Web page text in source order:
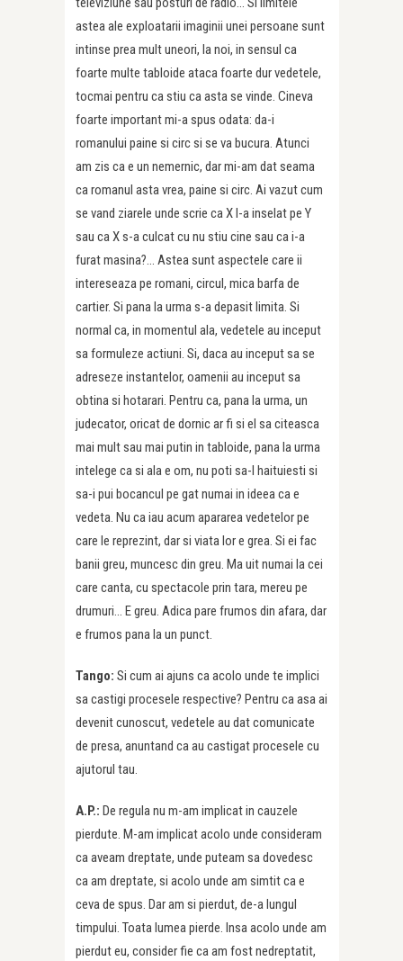
astea ale exploatarii imaginii unei persoane sunt
intinse prea mult uneori, la noi, in sensul ca
foarte multe tabloide ataca foarte dur vedetele,
tocmai pentru ca stiu ca asta se vinde. Cineva
foarte important mi-a spus odata: da-i
romanului paine si circ si se va bucura. Atunci
am zis ca e un nemernic, dar mi-am dat seama
ca romanul asta vrea, paine si circ. Ai vazut cum
se vand ziarele unde scrie ca X l-a inselat pe Y
sau ca X s-a culcat cu nu stiu cine sau ca i-a
furat masina?… Astea sunt aspectele care ii
intereseaza pe romani, circul, mica barfa de
cartier. Si pana la urma s-a depasit limita. Si
normal ca, in momentul ala, vedetele au inceput
sa formuleze actiuni. Si, daca au inceput sa se
adreseze instantelor, oamenii au inceput sa
obtina si hotarari. Pentru ca, pana la urma, un
judecator, oricat de dornic ar fi si el sa citeasca
mai mult sau mai putin in tabloide, pana la urma
intelege ca si ala e om, nu poti sa-l haituiesti si
sa-i pui bocancul pe gat numai in ideea ca e
vedeta. Nu ca iau acum apararea vedetelor pe
care le reprezint, dar si viata lor e grea. Si ei fac
banii greu, muncesc din greu. Ma uit numai la cei
care canta, cu spectacole prin tara, mereu pe
drumuri… E greu. Adica pare frumos din afara, dar
e frumos pana la un punct.
Tango: Si cum ai ajuns ca acolo unde te implici
sa castigi procesele respective? Pentru ca asa ai
devenit cunoscut, vedetele au dat comunicate
de presa, anuntand ca au castigat procesele cu
ajutorul tau.
A.P.: De regula nu m-am implicat in cauzele
pierdute. M-am implicat acolo unde consideram
ca aveam dreptate, unde puteam sa dovedesc
ca am dreptate, si acolo unde am simtit ca e
ceva de spus. Dar am si pierdut, de-a lungul
timpului. Toata lumea pierde. Insa acolo unde am
pierdut eu, consider fie ca am fost nedreptatit,